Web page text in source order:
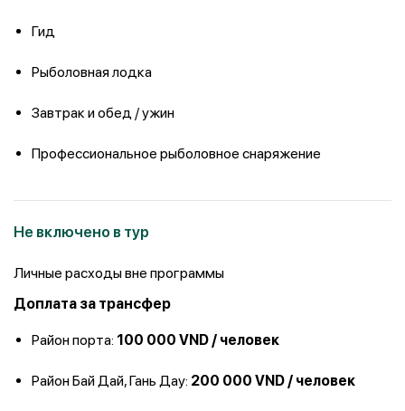
Гид
Рыболовная лодка
Завтрак и обед / ужин
Профессиональное рыболовное снаряжение
Не включено в тур
Личные расходы вне программы
Доплата за трансфер
Район порта: 100 000 VND / человек
Район Бай Дай, Гань Дау: 200 000 VND / человек